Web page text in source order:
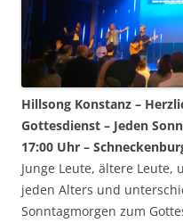
Hillsong Konstanz –
Gottesdienst – Jeden
17:00 Uhr –
Junge Leute, ältere
jeden Alters und
Sonntagmorgen zum